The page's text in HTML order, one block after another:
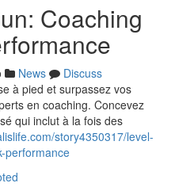
Coaching
News
Discuss
à pied et surpassez vos
en coaching. Concevez
qui inclut à la fois des
story4350317/level-
performance